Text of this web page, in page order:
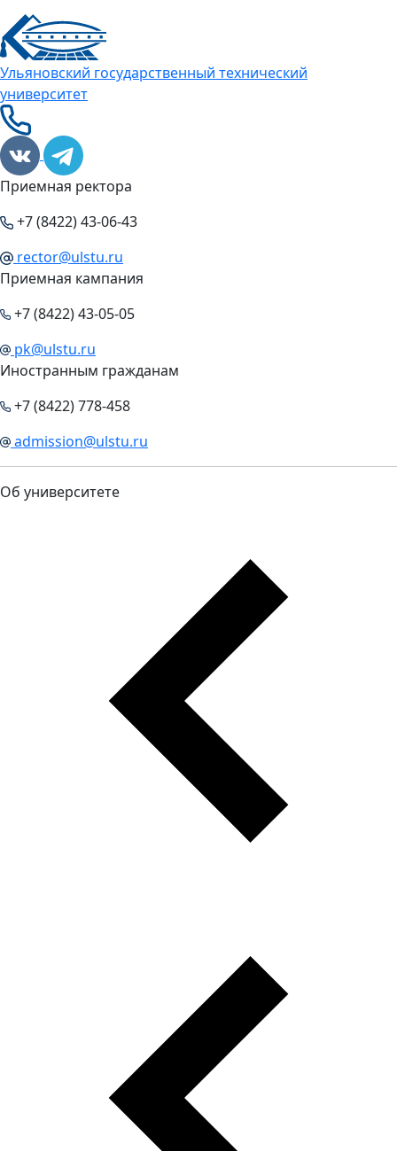
Ульяновский государственный технический
университет
Приемная ректора
+7 (8422) 43-06-43
rector@ulstu.ru
Приемная кампания
+7 (8422) 43-05-05
pk@ulstu.ru
Иностранным гражданам
+7 (8422) 778-458
admission@ulstu.ru
Об университете